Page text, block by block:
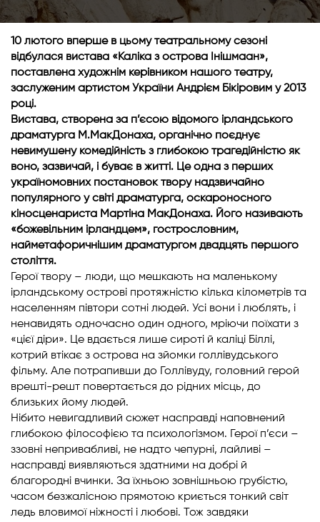
10 лютого вперше в цьому театральному сезоні
відбулася вистава «Каліка з острова Інішмаан»,
поставлена художнім керівником нашого театру,
заслуженим артистом України Андрієм Бікіровим у 2013
році.
Вистава, створена за п’єсою відомого ірландського
драматурга М.МакДонаха, органічно поєднує
невимушену комедійність з глибокою трагедійністю як
воно, зазвичай, і буває в житті. Це одна з перших
україномовних постановок твору надзвичайно
популярного у світі драматурга, оскароносного
кіносценариста Мартіна МакДонаха. Його називають
«божевільним ірландцем», гострословним,
найметафоричнішим драматургом двадцять першого
століття.
Герої твору – люди, що мешкають на маленькому
ірландському острові протяжністю кілька кілометрів та
населенням півтори сотні людей. Усі вони і люблять, і
ненавидять одночасно один одного, мріючи поїхати з
«цієї діри». Це вдається лише сироті й каліці Біллі,
котрий втікає з острова на зйомки голлівудського
фільму. Але потрапивши до Голлівуду, головний герой
врешті-решт повертається до рідних місць, до
близьких йому людей.
Нібито невигадливий сюжет насправді наповнений
глибокою філософією та психологізмом. Герої п’єси –
ззовні непривабливі, не надто чепурні, лайливі –
насправді виявляються здатними на добрі й
благородні вчинки. За їхньою зовнішньою грубістю,
часом безжалісною прямотою криється тонкий світ
ледь вловимої ніжності і любові. Тож завдяки